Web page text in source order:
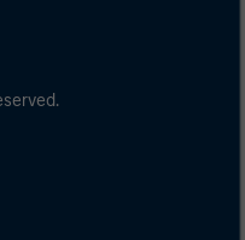
est consulté.